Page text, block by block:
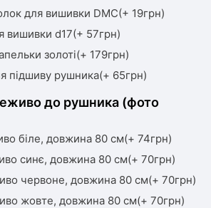
для вишивки DMC(+ 19грн)
вишивки d17(+ 57грн)
золоті(+ 179грн)
підшиву рушника(+ 65грн)
до рушника (фото
біле, довжина 80 см(+ 74грн)
синє, довжина 80 см(+ 70грн)
червоне, довжина 80 см(+ 70грн)
жовте, довжина 80 см(+ 70грн)